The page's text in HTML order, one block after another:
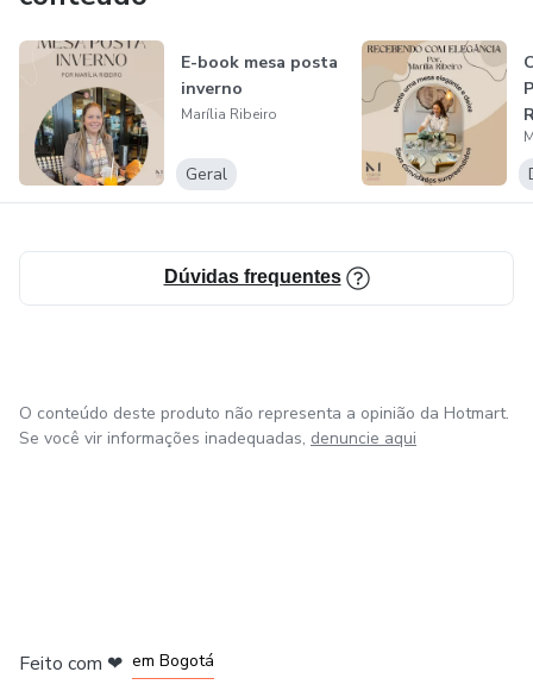
E-book mesa posta
inverno
Marília Ribeiro
Geral
Dúvidas frequentes
O conteúdo deste produto não representa a opinião da Hotmart.
Se você vir informações inadequadas, denuncie aqui
Feito com ❤ em Bogotá